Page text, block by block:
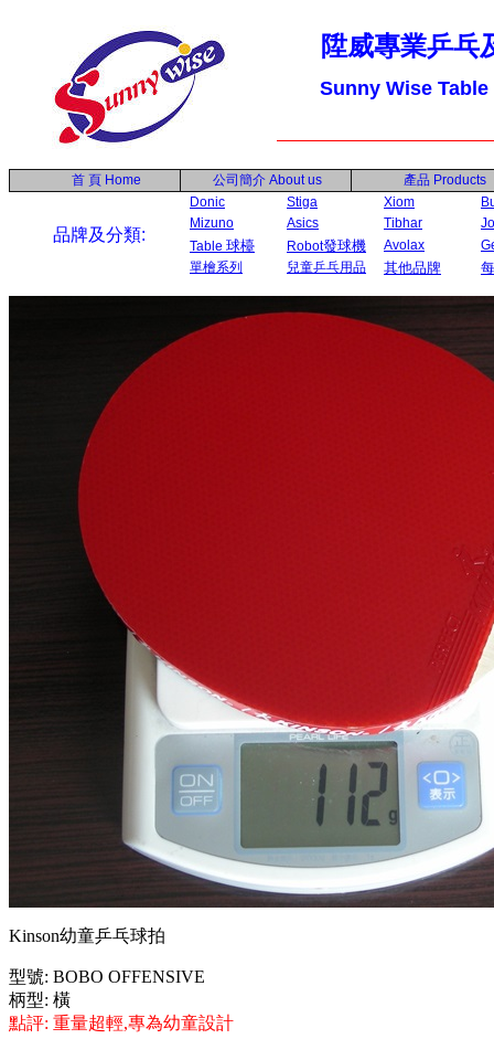
陞威專業乒乓
Sunny Wise
首 頁 Home 公司簡介 About us 產品 Products
品牌及分類:
Donic Stiga Xiom
Mizuno
Asics Tibhar
Table 球檯 Robot發球機 Avolax
單檜系列
兒童乒乓用品 其他品牌
Kinson幼童乒乓球拍
型號: BOBO OFFENSIVE
柄型: 橫
點評: 重量超輕,專為幼童設計